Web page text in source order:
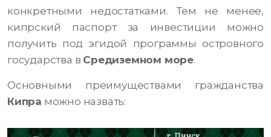
конкретными недостатками. Тем не менее,
кипрский паспорт за инвестиции можно
получить под эгидой программы островного
государства в Средиземном море.
Основными преимуществами гражданства
Кипра можно назвать: